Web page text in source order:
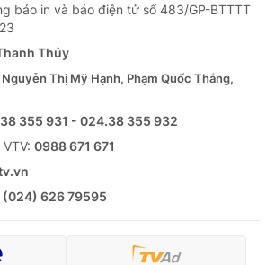
báo in và báo điện tử số 483/GP-BTTTT
Thủy
Nguyễn Thị Mỹ Hạnh, Phạm Quốc Thắng,
355 931 - 024.38 355 932
0988 671 671
(024) 626 79595